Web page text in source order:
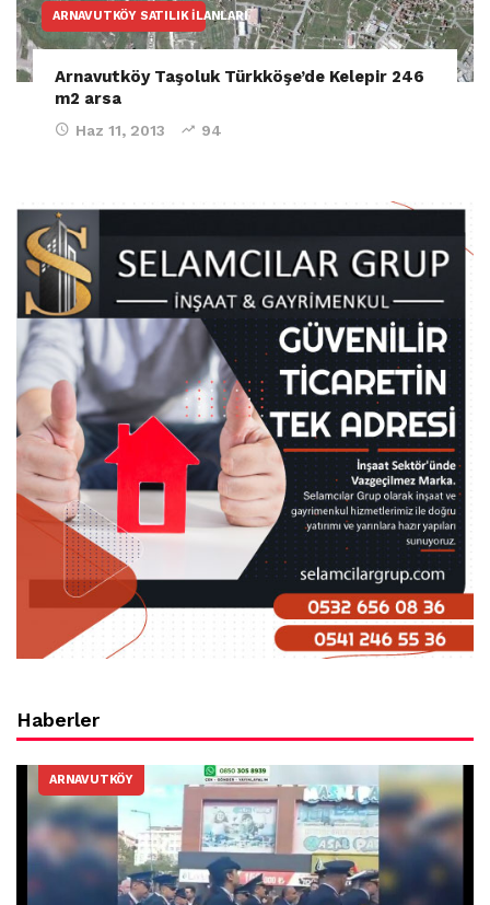
ARNAVUTKÖY SATILIK İLANLARI
Arnavutköy Taşoluk Türkköşe’de Kelepir 246
m2 arsa
Haz 11, 2013 94
Haberler
ARNAVUTKÖY